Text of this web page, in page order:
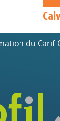
du